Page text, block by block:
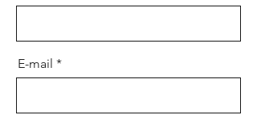
E-mail